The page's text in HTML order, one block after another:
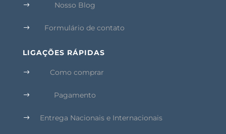
$ Nosso Blog
$ Formulário de contato
LIGAÇÕES RÁPIDAS
$ Como comprar
$ Pagamento
$ Entrega Nacionais e Internacionais